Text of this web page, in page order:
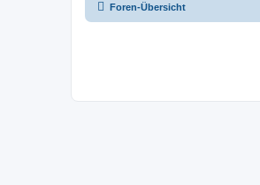
Foren-Übersicht